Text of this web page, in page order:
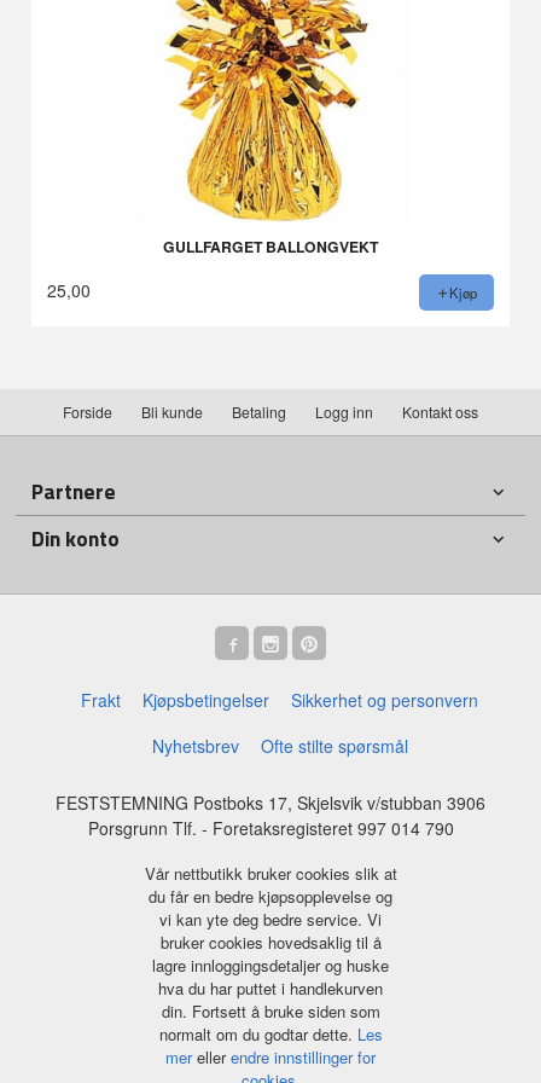
GULLFARGET BALLONGVEKT
25,00 Kjøp
Forside Bli kunde Betaling Logg inn Kontakt oss
Partnere
Din konto
Frakt Kjøpsbetingelser
Sikkerhet og personvern
Nyhetsbrev
Ofte stilte spørsmål
FESTSTEMNING Postboks 17, Skjelsvik v/stubban 3906
Porsgrunn Tlf. - Foretaksregisteret 997 014 790
Vår nettbutikk bruker cookies slik at
du får en bedre kjøpsopplevelse og
vi kan yte deg bedre service. Vi
bruker cookies hovedsaklig til å
lagre innloggingsdetaljer og huske
hva du har puttet i handlekurven
din. Fortsett å bruke siden som
normalt om du godtar dette. Les
merellerendre innstillinger for